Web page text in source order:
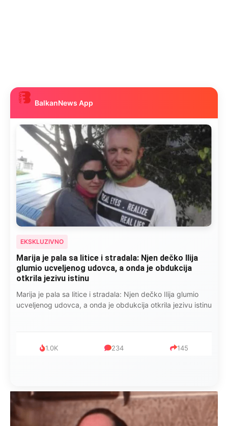
BalkanNews App
EKSKLUZIVNO
Marija je pala sa litice i stradala: Njen dečko Ilija
glumio ucveljenog udovca, a onda je obdukcija
otkrila jezivu istinu
Marija je pala sa litice i stradala: Njen dečko Ilija glumio
ucveljenog udovca, a onda je obdukcija otkrila jezivu istinu
1.0K 234 145